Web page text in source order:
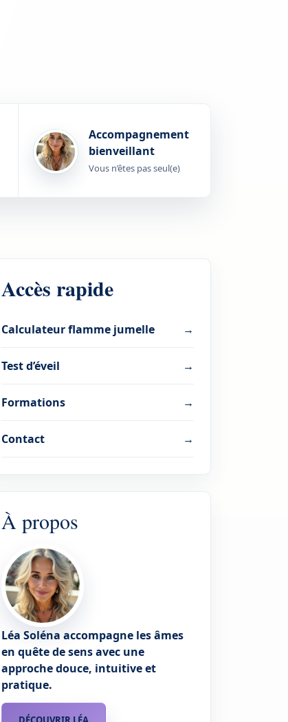
Accompagnement
bienveillant
Vous n’êtes pas seul(e)
Accès rapide
Calculateur flamme jumelle →
Test d’éveil →
Formations →
Contact →
À propos
Léa Soléna accompagne les âmes
en quête de sens avec une
approche douce, intuitive et
pratique.